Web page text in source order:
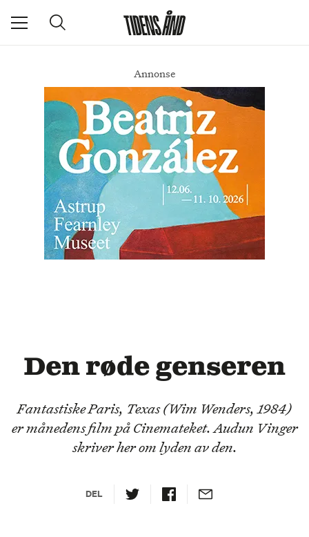
Den røde genseren
Annonse
Den røde genseren
Fantastiske Paris, Texas (Wim Wenders, 1984)
er månedens film på Cinemateket. Audun Vinger
skriver her om lyden av den.
DEL